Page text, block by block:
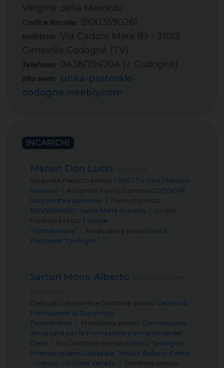
Vergine della Mercede
Codice fiscale: 91003590261
Telefono: 0438/794704 (v. Codognè)
Sito web:
unita-pastorale-
codogne.weebly.com
Indirizzo: Via Cadore Mare 89 - 31013
Cimavilla Codognè (TV)
INCARICHI
Marian Don Lucio
Arciprete Parroco presso CIMETTA Sant’Ulderico
Vescovo
Arciprete Parroco presso CODOGNÈ
Sant’Andrea Apostolo
Parroco presso
ROVERBASSO Santa Maria Assunta
Vicario
Foraneo presso Forania
“Pontebbana”
Moderatore presso Unità
Pastorale “Codognè”
Sartori Mons. Alberto
Delegato Vescovile e Direttore presso Centro di
Formazione al Diaconato
Permanente
Presidente presso Commissione
diocesana per la Formazione permanente del
Clero
Pro Direttore presso Istituto Teologico
Interdiocesano Giuseppe Toniolo Belluno-Feltre
– Treviso – Vittorio Veneto
Direttore presso